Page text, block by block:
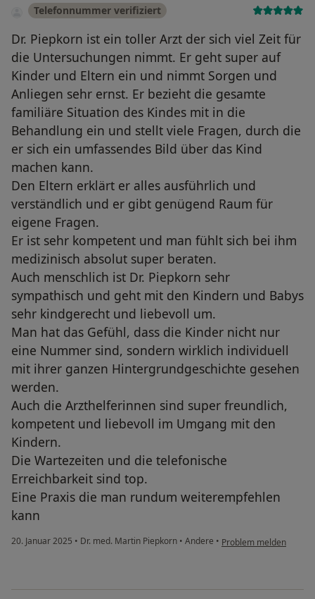
Telefonnummer verifiziert
Dr. Piepkorn ist ein toller Arzt der sich viel Zeit für
die Untersuchungen nimmt. Er geht super auf
Kinder und Eltern ein und nimmt Sorgen und
Anliegen sehr ernst. Er bezieht die gesamte
familiäre Situation des Kindes mit in die
Behandlung ein und stellt viele Fragen, durch die
er sich ein umfassendes Bild über das Kind
machen kann.
Den Eltern erklärt er alles ausführlich und
verständlich und er gibt genügend Raum für
eigene Fragen.
Er ist sehr kompetent und man fühlt sich bei ihm
medizinisch absolut super beraten.
Auch menschlich ist Dr. Piepkorn sehr
sympathisch und geht mit den Kindern und Babys
sehr kindgerecht und liebevoll um.
Man hat das Gefühl, dass die Kinder nicht nur
eine Nummer sind, sondern wirklich individuell
mit ihrer ganzen Hintergrundgeschichte gesehen
werden.
Auch die Arzthelferinnen sind super freundlich,
kompetent und liebevoll im Umgang mit den
Kindern.
Die Wartezeiten und die telefonische
Erreichbarkeit sind top.
Eine Praxis die man rundum weiterempfehlen
kann
20. Januar 2025 • Dr. med. Martin Piepkorn • Andere • Problem melden